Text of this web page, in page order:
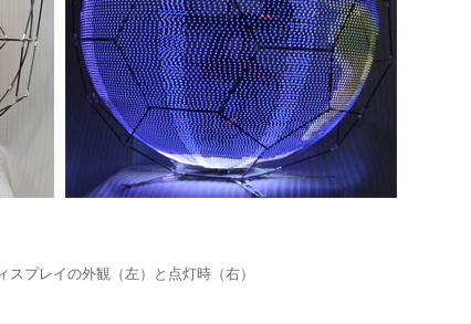
スプレイの外観（左）と点灯時（右）